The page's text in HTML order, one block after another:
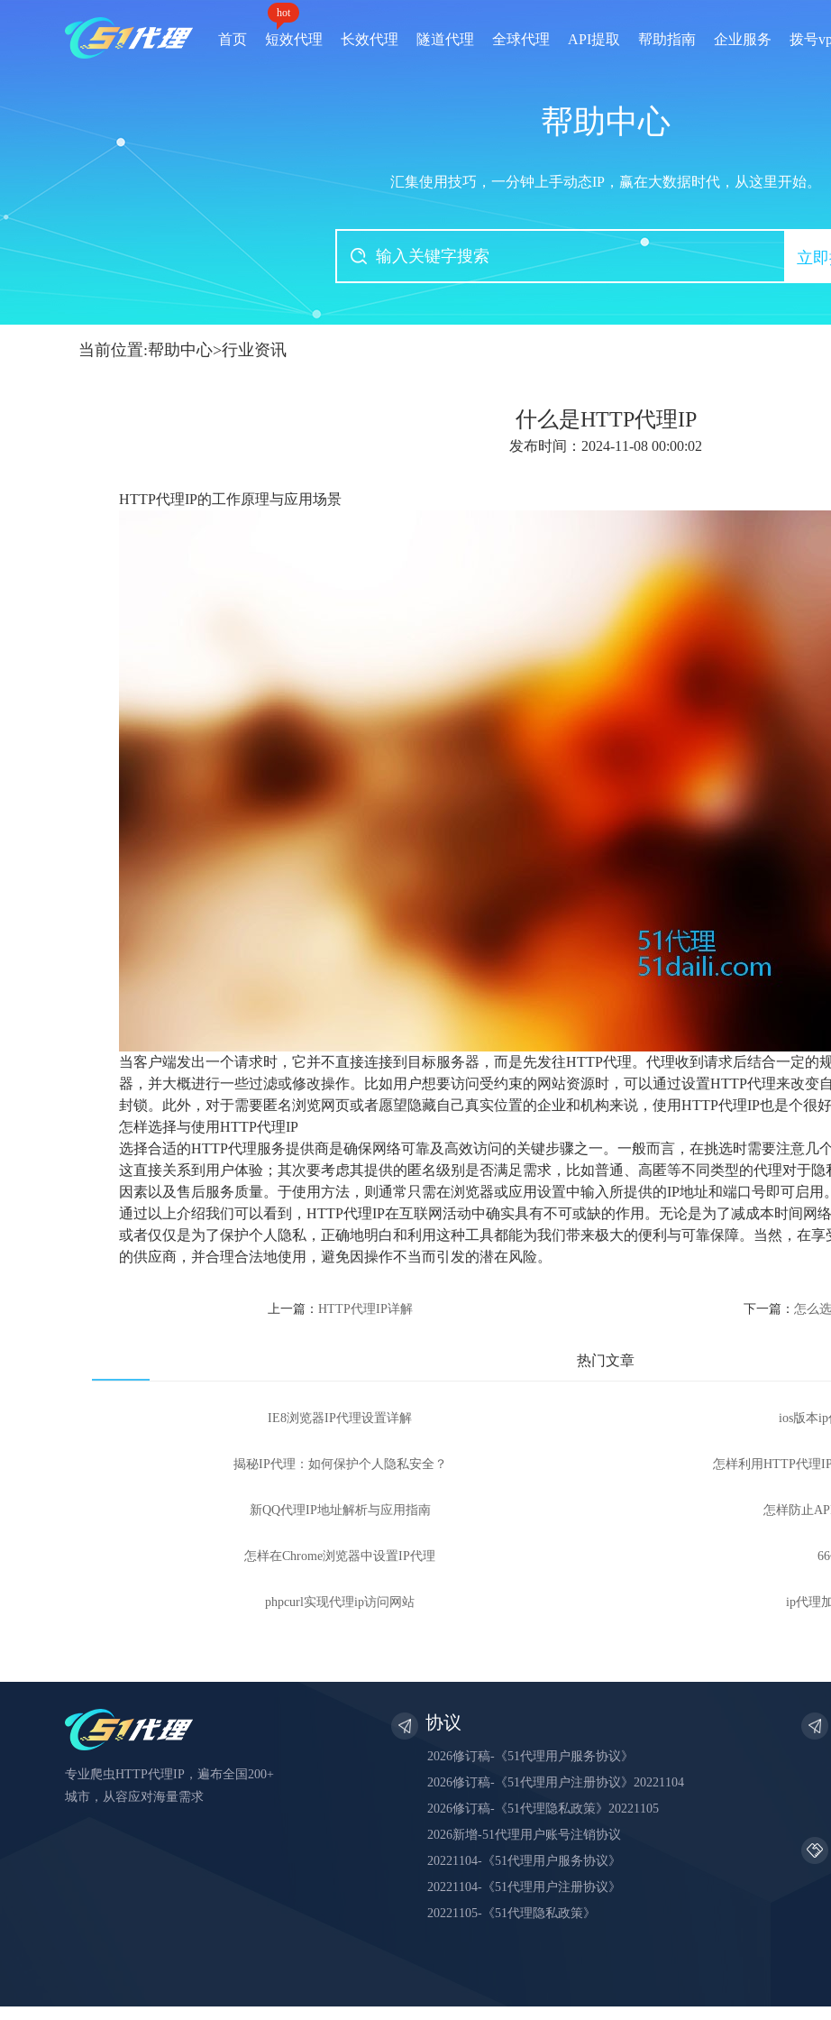
首页
hot
短效代理 长效代理 隧道代理 全球代理 API提取 帮助指南 企业服务 拨号
帮助中心
汇集使用技巧，一分钟上手动态IP，赢在大数据时代，从这里开始。
立
当前位置:帮助中心>行业资讯
什么是HTTP代理IP
发布时间：2024-11-08 00:00:02
HTTP代理IP的工作原理与应用场景
当客户端发出一个请求时，它并不直接连接到目标服务器，而是先发往HTTP代理。代理收到请求后结合一定的
器，并大概进行一些过滤或修改操作。比如用户想要访问受约束的网站资源时，可以通过设置HTTP代理来改变
封锁。此外，对于需要匿名浏览网页或者愿望隐藏自己真实位置的企业和机构来说，使用HTTP代理IP也是个很好
怎样选择与使用HTTP代理IP
选择合适的HTTP代理服务提供商是确保网络可靠及高效访问的关键步骤之一。一般而言，在挑选时需要注意几
这直接关系到用户体验；其次要考虑其提供的匿名级别是否满足需求，比如普通、高匿等不同类型的代理对于
因素以及售后服务质量。于使用方法，则通常只需在浏览器或应用设置中输入所提供的IP地址和端口号即可启用。
通过以上介绍我们可以看到，HTTP代理IP在互联网活动中确实具有不可或缺的作用。无论是为了减成本时间网
或者仅仅是为了保护个人隐私，正确地明白和利用这种工具都能为我们带来极大的便利与可靠保障。当然，在
的供应商，并合理合法地使用，避免因操作不当而引发的潜在风险。
上一篇： HTTP代理IP详解 下一篇： 怎么
热门文章
IE8浏览器IP代理设置详解 ios版本
揭秘IP代理：如何保护个人隐私安全？ 怎样利用HTTP代理
新QQ代理IP地址解析与应用指南 怎样防止
怎样在Chrome浏览器中设置IP代理
phpcurl实现代理ip访问网站 ip代理
专业爬虫HTTP代理IP，遍布全国200+
城市，从容应对海量需求
协议
2026修订稿-《51代理用户服务协议》
2026修订稿-《51代理用户注册协议》20221104
2026修订稿-《51代理隐私政策》20221105
2026新增-51代理用户账号注销协议
20221104-《51代理用户服务协议》
20221104-《51代理用户注册协议》
20221105-《51代理隐私政策》